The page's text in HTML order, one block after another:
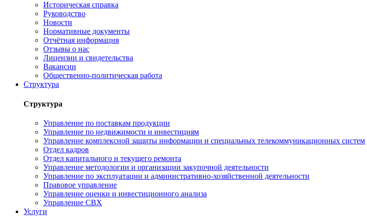
Историческая справка
Руководство
Новости
Нормативные документы
Отчётная информация
Отзывы о нас
Лицензии и свидетельства
Вакансии
Общественно-политическая работа
Структура
Структура
Управление по поставкам продукции
Управление по недвижимости и инвестициям
Управление комплексной защиты информации и специальных телекоммуникационных систем
Отдел кадров
Отдел капитального и текущего ремонта
Управление методологии и организации закупочной деятельности
Управление по эксплуатации и административно-хозяйственной деятельности
Правовое управление
Управление оценки и инвестиционного анализа
Управление СВХ
Услуги